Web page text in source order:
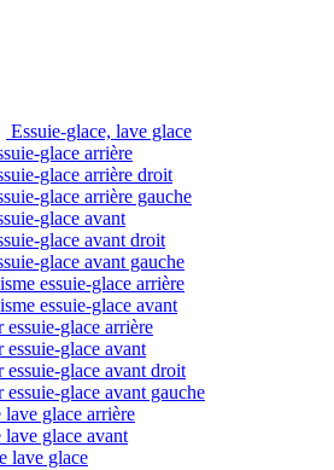
Essuie-glace, lave glace
glace arrière
glace arrière droit
glace arrière gauche
glace avant
glace avant droit
glace avant gauche
essuie-glace arrière
essuie-glace avant
essuie-glace arrière
essuie-glace avant
essuie-glace avant droit
essuie-glace avant gauche
lave glace arrière
lave glace avant
lave glace